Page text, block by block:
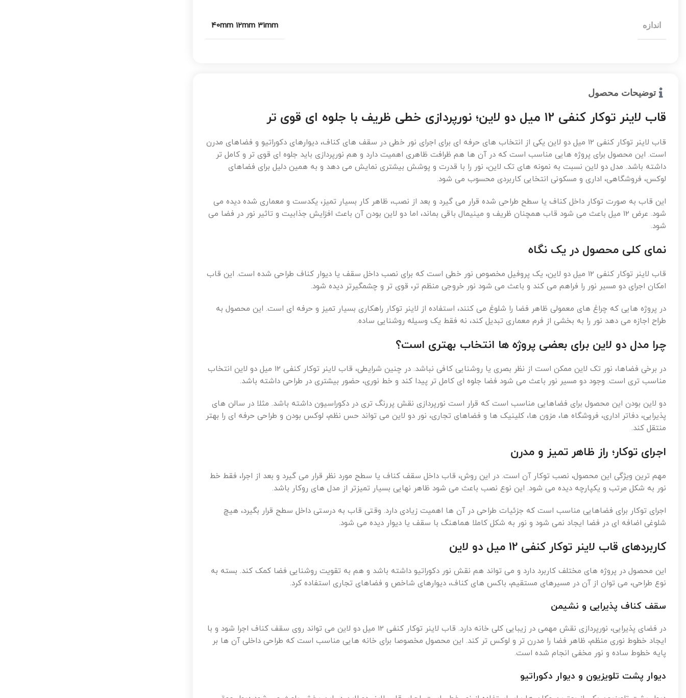
اندازه 40mm 12mm 31mm
توضیحات محصول
قاب لاینر توکار کنفی 12 میل دو لاین؛ نورپردازی خطی ظریف با جلوه ای قوی تر
قاب لاینر توکار کنفی 12 میل دو لاین یکی از انتخاب های حرفه ای برای اجرای نور خطی در سقف های کناف، دیوارهای دکوراتیو و فضاهای مدرن
است. این محصول برای پروژه هایی مناسب است که در آن ها هم ظرافت ظاهری اهمیت دارد و هم نورپردازی باید جلوه ای قوی تر و کامل تر
داشته باشد. مدل دو لاین نسبت به نمونه های تک لاین، نور را با قدرت و پوشش بیشتری نمایش می دهد و به همین دلیل برای فضاهای
لوکس، فروشگاهی، اداری و مسکونی انتخابی کاربردی محسوب می شود.
این قاب به صورت توکار داخل کناف یا سطح طراحی شده قرار می گیرد و بعد از نصب، ظاهر کار بسیار تمیز، یکدست و معماری شده دیده می
شود. عرض 12 میل باعث می شود قاب همچنان ظریف و مینیمال باقی بماند، اما دو لاین بودن آن باعث افزایش جذابیت و تاثیر نور در فضا می
شود.
نمای کلی محصول در یک نگاه
قاب لاینر توکار کنفی 12 میل دو لاین، یک پروفیل مخصوص نور خطی است که برای نصب داخل سقف یا دیوار کناف طراحی شده است. این قاب
امکان اجرای دو مسیر نور را فراهم می کند و باعث می شود نور خروجی منظم تر، قوی تر و چشمگیرتر دیده شود.
در پروژه هایی که چراغ های معمولی ظاهر فضا را شلوغ می کنند، استفاده از لاینر توکار راهکاری بسیار تمیز و حرفه ای است. این محصول به
طراح اجازه می دهد نور را به بخشی از فرم معماری تبدیل کند، نه فقط یک وسیله روشنایی ساده.
چرا مدل دو لاین برای بعضی پروژه ها انتخاب بهتری است؟
در برخی فضاها، نور تک لاین ممکن است از نظر بصری یا روشنایی کافی نباشد. در چنین شرایطی، قاب لاینر توکار کنفی 12 میل دو لاین انتخاب
مناسب تری است. وجود دو مسیر نور باعث می شود فضا جلوه ای کامل تر پیدا کند و خط نوری، حضور بیشتری در طراحی داشته باشد.
دو لاین بودن این محصول برای فضاهایی مناسب است که قرار است نورپردازی نقش پررنگ تری در دکوراسیون داشته باشد. مثلا در سالن های
پذیرایی، دفاتر اداری، فروشگاه ها، مزون ها، کلینیک ها و فضاهای تجاری، نور دو لاین می تواند حس نظم، لوکس بودن و طراحی حرفه ای را بهتر
منتقل کند.
اجرای توکار؛ راز ظاهر تمیز و مدرن
مهم ترین ویژگی این محصول، نصب توکار آن است. در این روش، قاب داخل سقف کناف یا سطح مورد نظر قرار می گیرد و بعد از اجرا، فقط خط
نور به شکل مرتب و یکپارچه دیده می شود. این نوع نصب باعث می شود ظاهر نهایی بسیار تمیزتر از مدل های روکار باشد.
اجرای توکار برای فضاهایی مناسب است که جزئیات طراحی در آن ها اهمیت زیادی دارد. وقتی قاب به درستی داخل سطح قرار بگیرد، هیچ
شلوغی اضافه ای در فضا ایجاد نمی شود و نور به شکل کاملا هماهنگ با سقف یا دیوار دیده می شود.
کاربردهای قاب لاینر توکار کنفی 12 میل دو لاین
این محصول در پروژه های مختلف کاربرد دارد و می تواند هم نقش نور دکوراتیو داشته باشد و هم به تقویت روشنایی فضا کمک کند. بسته به
نوع طراحی، می توان از آن در مسیرهای مستقیم، باکس های کناف، دیوارهای شاخص و فضاهای تجاری استفاده کرد.
سقف کناف پذیرایی و نشیمن
در فضای پذیرایی، نورپردازی نقش مهمی در زیبایی کلی خانه دارد. قاب لاینر توکار کنفی 12 میل دو لاین می تواند روی سقف کناف اجرا شود و با
ایجاد خطوط نوری منظم، ظاهر فضا را مدرن تر و لوکس تر کند. این محصول مخصوصا برای خانه هایی مناسب است که طراحی داخلی آن ها بر
پایه خطوط ساده و نور مخفی انجام شده است.
دیوار پشت تلویزیون و دیوار دکوراتیو